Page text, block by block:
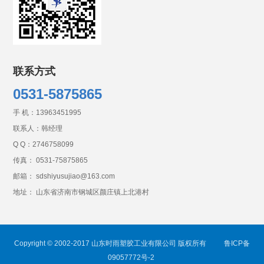
联系方式
0531-5875865
手 机： 13963451995
联系人：韩经理
Q Q： 2746758099
传真： 0531-75875865
邮箱： sdshiyusujiao@163.com
地址： 山东省济南市钢城区颜庄镇上北港村
Copyright © 2002-2017 山东时雨塑胶工业有限公司 版权所有
鲁ICP备
09057772号-2